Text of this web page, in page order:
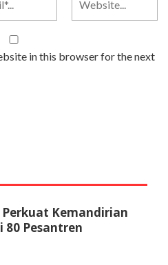
in this browser for the next
Perkuat Kemandirian
80 Pesantren